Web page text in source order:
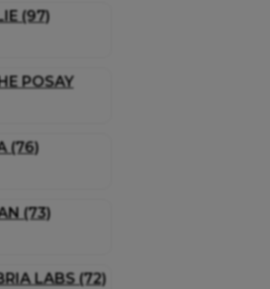
(97)
POSAY
(76)
(73)
LABS (72)